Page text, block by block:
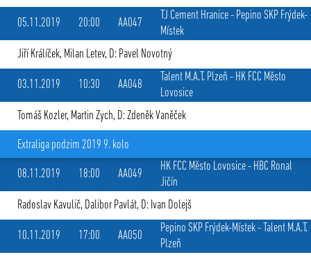
05.11.2019 20:00 AA047
TJ Cement Hranice- Pepino SKP Frýdek-
Místek
Jiří Králíček, Milan Letev, D: Pavel Novotný
03.11.2019 10:30 AA048
Talent M.A.T. Plzeň - HK FCC Město
Lovosice
Tomáš Kozler, Martin Zych, D: Zdeněk Vaněček
Extraliga podzim 2019 9. kolo
08.11.2019 18:00 AA049
HK FCC Město Lovosice- HBC Ronal
Jičín
Radoslav Kavulič, Dalibor Pavlát, D: Ivan Dolejš
10.11.2019 17:00 AA050
Pepino SKP Frýdek-Místek- Talent M.A.T.
Plzeň